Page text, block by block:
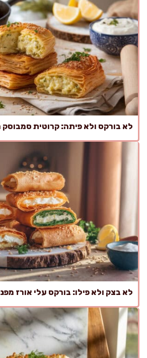
לא בורקס ולא פיתה: קרוטית
לא בצק ולא פילו: בורקס עלי אורז